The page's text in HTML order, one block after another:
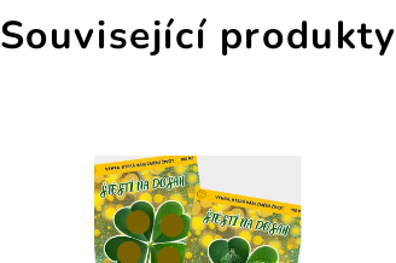
Související produkty